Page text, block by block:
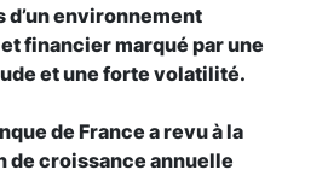
d’un environnement
financier marqué par une
et une forte volatilité.
de France a revu à la
de croissance annuelle